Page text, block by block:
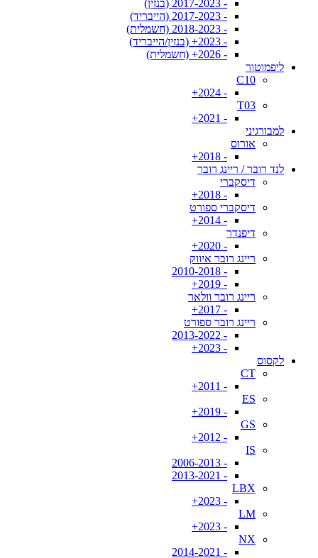
- 2017-2023 (בנזין)
- 2017-2023 (הייבריד)
- 2018-2023 (חשמלית)
- 2023+ (בנזין/הייבריד)
- 2026+ (חשמלית)
ליפמוטור
C10
- 2024+
T03
- 2021+
למבורגיני
אורוס
- 2018+
לנד רובר / ריינג רובר
דיסקברי
- 2018+
דיסקברי ספורט
- 2014+
דיפנדר
- 2020+
ריינג רובר איווק
- 2010-2018
- 2019+
ריינג רובר וולאר
- 2017+
ריינג רובר ספורט
- 2013-2022
- 2023+
לקסוס
CT
- 2011+
ES
- 2019+
GS
- 2012+
IS
- 2006-2013
- 2013-2021
LBX
- 2023+
LM
- 2023+
NX
- 2014-2021